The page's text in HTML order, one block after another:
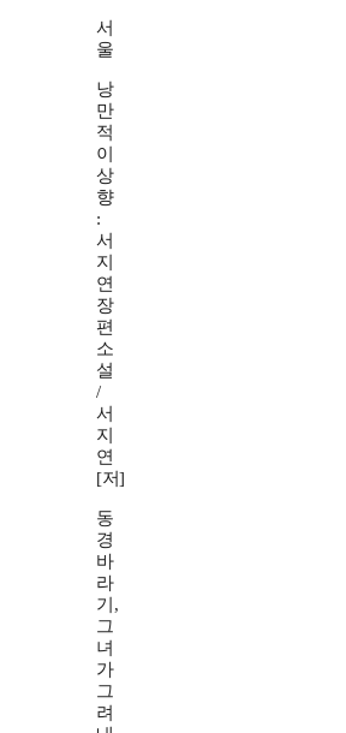
서
울
낭
만
적
이
상
향
:
서
지
연
장
편
소
설
/
서
지
연
[저]
동
경
바
라
기,
그
녀
가
그
려